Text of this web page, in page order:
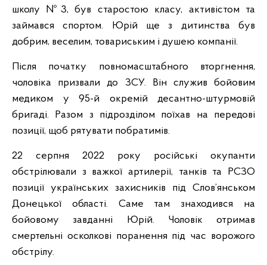
школу №3, був старостою класу, активістом та
займався спортом. Юрій ще з дитинства був
добрим, веселим, товариським і душею компанії.
Після початку повномасштабного вторгнення,
чоловіка призвали до ЗСУ. Він служив бойовим
медиком у 95-й окремій десантно-штурмовій
бригаді. Разом з підрозділом поїхав на передові
позиції, щоб рятувати побратимів.
22 серпня 2022 року російські окупанти
обстрілювали з важкої артилерії, танків та РСЗО
позиції українських захисників під Слов’янськом
Донецької області. Саме там знаходився на
бойовому завданні Юрій. Чоловік отримав
смертельні осколкові поранення під час ворожого
обстрілу.